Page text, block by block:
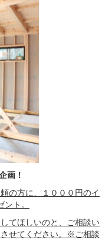
画！
の方に、１０００円のイ
ト。
てほしいのと、ご相談い
せてください。※ご相談